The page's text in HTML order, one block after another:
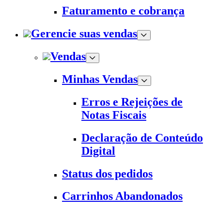
Faturamento e cobrança
Gerencie suas vendas
Vendas
Minhas Vendas
Erros e Rejeições de
Notas Fiscais
Declaração de Conteúdo
Digital
Status dos pedidos
Carrinhos Abandonados